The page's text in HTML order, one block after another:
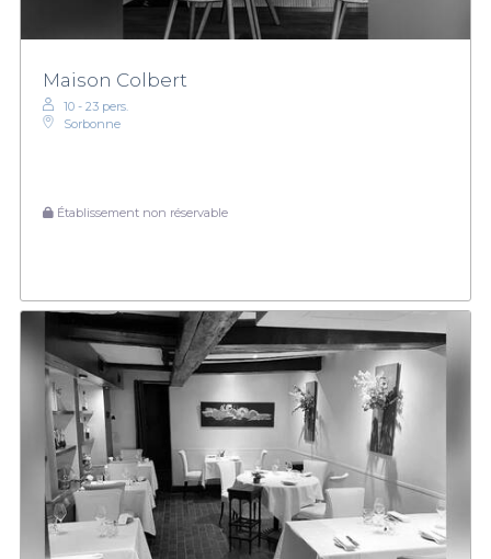
Maison Colbert
10 - 23 pers.
Sorbonne
Établissement non réservable